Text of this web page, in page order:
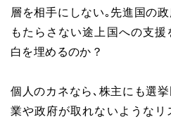
層を相手にしない｡先進国の
もたらさない途上国への支
白を埋めるのか？
個人のカネなら､株主にも選
業や政府が取れないような